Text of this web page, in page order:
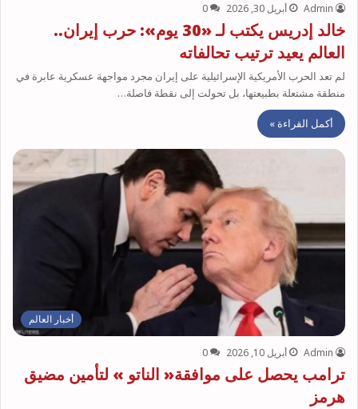
Admin أبريل 30, 2026 0
خالد إدريس يكتب لـ «30 يوم»: حرب إيران..
العالم يعيد ترتيب تحالفاته
لم تعد الحرب الأمريكية الإسرائيلية على إيران مجرد مواجهة عسكرية عابرة في
منطقة مشتعلة بطبيعتها، بل تحولت إلى نقطة فاصلة…
أكمل القراءة »
أخبار العالم
Admin أبريل 10, 2026 0
ترامب يحصل على موافقة« الناتو » لتأمين مضيق
هرمز